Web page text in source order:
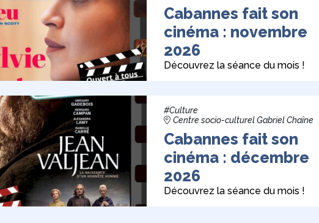
Cabannes fait son
cinéma : novembre
2026
Découvrez la séance du mois !
#Culture
Centre socio-culturel Gabriel Chaîne
Cabannes fait son
cinéma : décembre
2026
Découvrez la séance du mois !